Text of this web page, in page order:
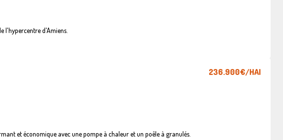
l'hypercentre d'Amiens.
236.900€/HAI
et économique avec une pompe à chaleur et un poêle à granulés.